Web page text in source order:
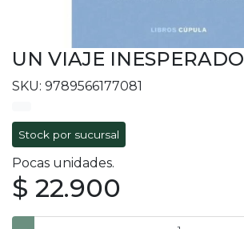
UN VIAJE INESPERADO
SKU: 9789566177081
Stock por sucursal
Pocas unidades.
$ 22.900